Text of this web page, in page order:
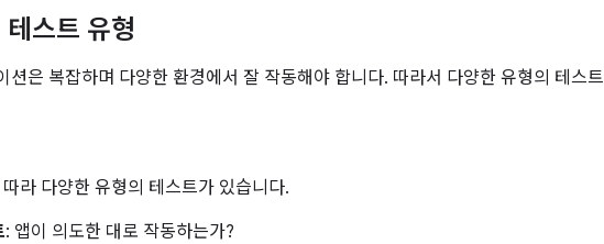
스트 유형
션은 복잡하며 다양한 환경에서 잘 작동해야 합니다. 따라서 다양한 유형의 테스
라 다양한 유형의 테스트가 있습니다.
: 앱이 의도한 대로 작동하는가?